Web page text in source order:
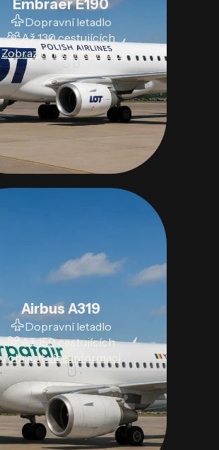
Embraer E190
Dopravní letadlo
Až 130 cestujících
Zobrazit více informací
Airbus A319
Dopravní letadlo
Až 150 cestujících
Zobrazit více informací